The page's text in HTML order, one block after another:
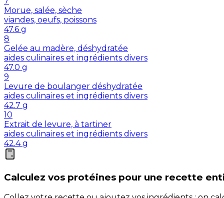
Morue, salée, sèche
viandes, oeufs, poissons
47.6 g
8
Gelée au madère, déshydratée
aides culinaires et ingrédients divers
47.0 g
9
Levure de boulanger déshydratée
aides culinaires et ingrédients divers
42.7 g
10
Extrait de levure, à tartiner
aides culinaires et ingrédients divers
42.4 g
Calculez vos protéines pour une recette